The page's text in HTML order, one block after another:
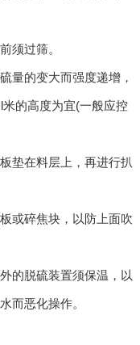
须过筛。
量的变大而强度递增，
的高度为宜(一般应控
垫在料层上，再进行扒
或碎焦块，以防上面吹
的脱硫装置须保温，以
而恶化操作。